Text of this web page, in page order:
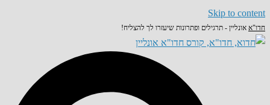
Skip to content
חדו"א אונליין - תרגילים ופתרונות שיעזרו לך להצליח!